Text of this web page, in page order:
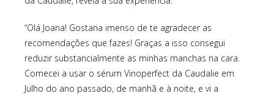
“Olá Joana! Gostaria imenso de te agradecer as
recomendações que fazes! Graças a isso consegui
reduzir substancialmente as minhas manchas na cara.
Comecei a usar o sérum Vinoperfect da Caudalie em
Julho do ano passado, de manhã e à noite, e vi a